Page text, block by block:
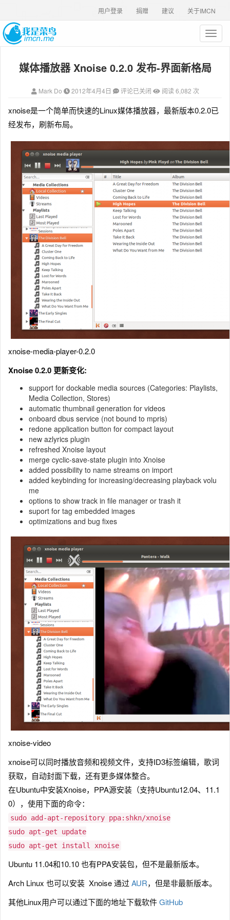
关于IMCN
建议
捐赠
用户登录
T
o
g
a
v
a
i
o
媒体播放器 Xnoise 0.2.0 发布-界面新格局
Mark Do 2012年4月4日 评论已关闭 阅读 6,082 次
xnoise是一个简单而快速的Linux媒体播放器，最新版本0.2.0已
经发布，刷新布局。
xnoise-media-player-0.2.0
Xnoise 0.2.0 更新变化:
support for dockable media sources (Categories: Playlists,
Media Collection, Stores)
automatic thumbnail generation for videos
onboard dbus service (not bound to mpris)
redone application button for compact layout
new azlyrics plugin
refreshed Xnoise layout
merge cyclic-save-state plugin into Xnoise
added possibility to name streams on import
added keybinding for increasing/decreasing playback volu
me
options to show track in file manager or trash it
suport for tag embedded images
optimizations and bug fixes
xnoise-video
xnoise可以同时播放音频和视频文件，支持ID3标签编辑，歌词
获取，自动封面下载，还有更多媒体整合。
在Ubuntu中安装Xnoise，PPA源安装（支持Ubuntu12.04、11.1
0），使用下面的命令：
sudo add-apt-repository ppa:shkn/xnoise
sudo apt-get update
sudo apt-get install xnoise
Ubuntu 11.04和10.10 也有PPA安装包，但不是最新版本。
Arch Linux 也可以安装 Xnoise 通过 AUR，但是非最新版本。
其他Linux用户可以通过下面的地址下载软件GitHub